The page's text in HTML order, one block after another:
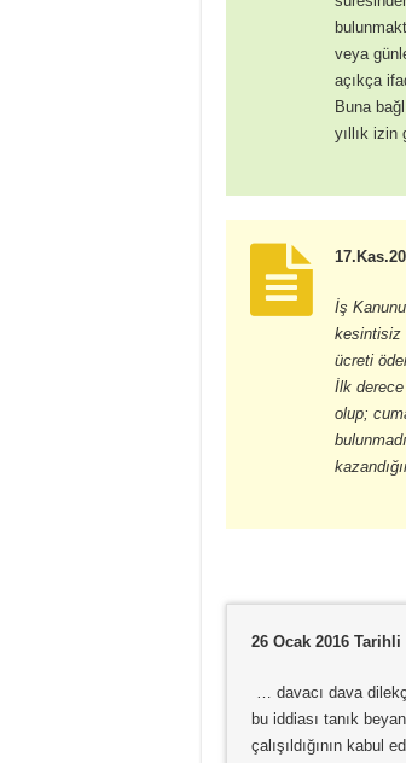
veya
açıkça
Buna
yıllık izin
İş
kesintisiz
ücreti
İlk derece
olup;
26 Ocak 2016 Tarihli
… davacı dava
bu iddiası tanık
çalışıldığının kabul